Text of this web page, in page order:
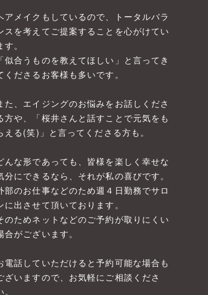
アメイクもしているので、トータルバラ
スを考えてご提案することを心がけてい
す。
「似合うものを教えてほしい」と言ってき
くださるお客様も多いです。
た、エイジングのお悩みをお話しくださ
方や、「桜井さんと話すことで元気をも
える(笑)」と言ってくださる方も。
んな形であっても、皆様を楽しく幸せな
分にできるなら、それが私の喜びです。
部のお仕事などのため週４日勤務でサロ
に出させて頂いております。
のためネットなどのご予約が取りにくい
合がございます。
電話していただけると予約可能な場合も
ざいますので、お気軽にご相談くださ
。